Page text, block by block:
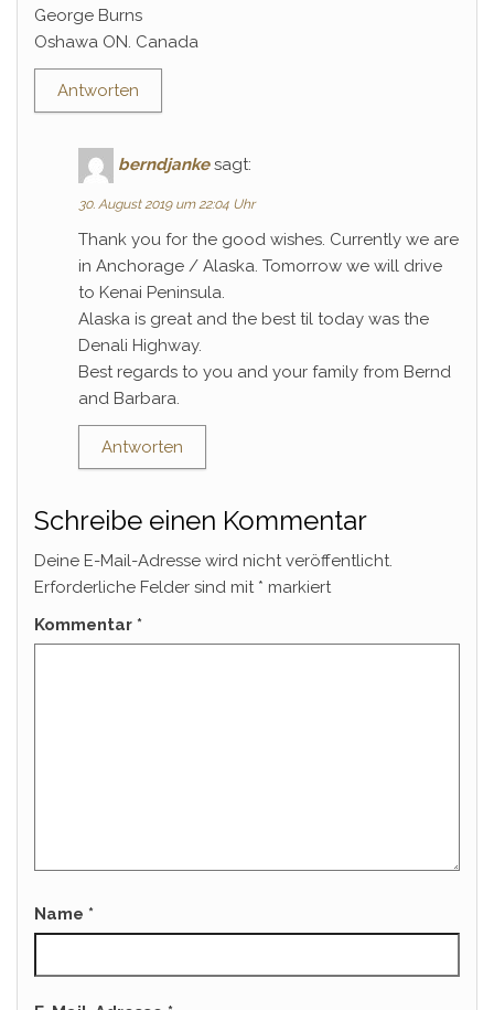
George Burns
Oshawa ON. Canada
Antworten
berndjanke sagt:
30. August 2019 um 22:04 Uhr
Thank you for the good wishes. Currently we are
in Anchorage / Alaska. Tomorrow we will drive
to Kenai Peninsula.
Alaska is great and the best til today was the
Denali Highway.
Best regards to you and your family from Bernd
and Barbara.
Antworten
Schreibe einen Kommentar
Deine E-Mail-Adresse wird nicht veröffentlicht.
Erforderliche Felder sind mit * markiert
Kommentar *
Name *